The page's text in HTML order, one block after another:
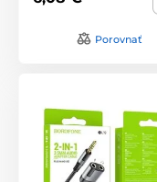
Porovnať